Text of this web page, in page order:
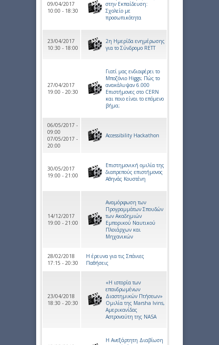
09/04/2017
10:00 - 18:30
στην Εκπαίδευση:
Σχολείο με
προσωπικότητα
23/04/2017
10:30 - 18:00
2η Ημερίδα ενημέρωσης
για το Σύνδρομο RETT
27/04/2017
19:00 - 20:30
Γιατί μας ενδιαφέρει το
Μποζόνιο Higgs; Πώς το
ανακάλυψαν 6.000
Επιστήμονες στο CERN
και ποιο είναι το επόμενο
βήμα;
06/05/2017 -
09:00
07/05/2017 -
20:00
Accessibility Hackathon
30/05/2017
19:00 - 21:00
Επιστημονική ομιλία της
διαπρεπούς επιστήμονος
Αθηνάς Κουστένη
14/12/2017
19:00 - 21:00
Αναμόρφωση των
Προγραμμάτων Σπουδών
των Ακαδημιών
Εμπορικού Ναυτικού
Πλοιάρχων και
Μηχανικών
28/02/2018
17:15 - 20:30
H έρευνα για τις Σπάνιες
Παθήσεις
23/04/2018
18:30 - 20:30
«Η ιστορία των
επανδρωμένων
Διαστημικών Πτήσεων»
Ομιλία της Marsha Ivins,
Αμερικανίδας
Αστροναύτη της NASA
Η Ανεξάρτητη Διαβίωση